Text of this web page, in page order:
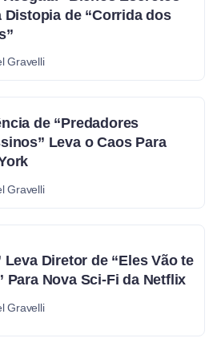
Distopia de “Corrida dos
Gravelli
de “Predadores
Leva o Caos Para
Gravelli
Leva Diretor de “Eles Vão te
Para Nova Sci-Fi da Netflix
Gravelli